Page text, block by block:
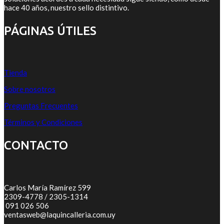
hace 40 años, nuestro sello distintivo.
PÁGINAS ÚTILES
Tienda
Sobre nosotros
Preguntas Frecuentes
Términos y Condiciones
CONTACTO
Carlos María Ramírez 599
2309-4778 / 2305-1314
091 026 506
ventasweb@laquincalleria.com.uy